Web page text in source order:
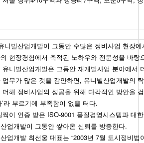
니빌산업개발이 그동안 수많은 정비사업 현장
현장경험에서 축적된 노하우와 전문성을 바
유니빌산업개발은 그동안 재개발사업 분야에
업무가 많은 것을 감안하면, 유니빌산업개발의
더해 정비사업의 성공을 위해 다각적인 방안을
’라 부르기에 부족함이 없을 터다.
찍이 인증 받은 ISO-9001 품질경영시스템과 대
업개발이 그동안 쌓아온 신뢰를 방증한다.
업개발 최선웅 대표는 “2003년 7월 도시정비